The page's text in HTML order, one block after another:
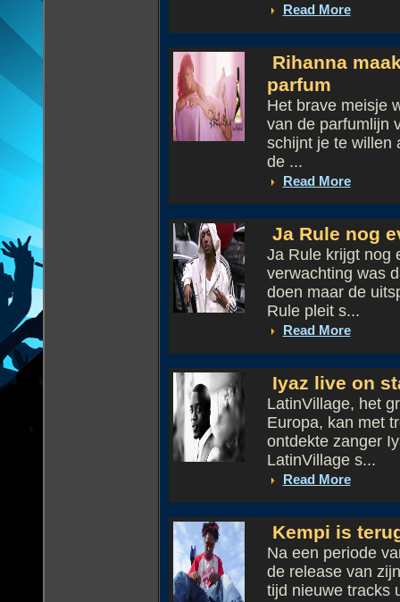
Read More
Rihanna
parfum
Het brave meisje
van de parfumlijn
schijnt je te willen
de ...
Read More
Ja Rule nog
Ja Rule krijgt nog
verwachting was
doen maar de
Rule pleit s...
Read More
Iyaz live on
LatinVillage, het
Europa, kan met
ontdekte zanger
LatinVillage s...
Read More
Kempi is
Na een periode
de release van
tijd nieuwe tracks